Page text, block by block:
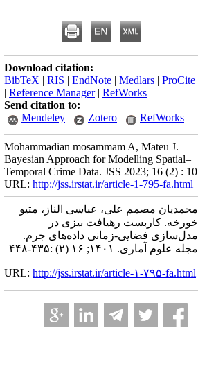
Download citation:
BibTeX | RIS | EndNote | Medlars | ProCite
| Reference Manager| RefWorks
Send citation to:
Mendeley
Zotero RefWorks
Mohammadian mosammam A, Mateu J.
Bayesian Approach for Modelling Spatial–
Temporal Crime Data. JSS 2023; 16 (2) : 10
URL: http://jss.irstat.ir/article-1-795-fa.html
محمدیان مصمم علی، عباسی الناز، متیو
خورخه. کاربست رهیافت بیزی در
مدل‌سازی فضایی-زمانی داده‌ها‌ی جرم.
مجله علوم آماری. ۱۴۰۱; ۱۶ (۲) :۴۳۵-۴۴۸
URL: http://jss.irstat.ir/article-۱-۷۹۵-fa.html